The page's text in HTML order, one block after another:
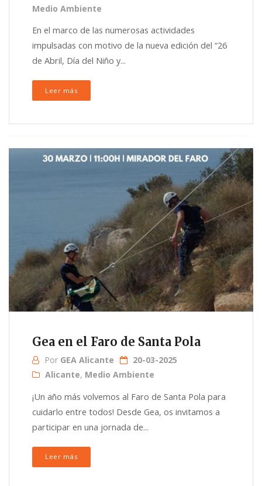
Medio Ambiente
En el marco de las numerosas actividades
impulsadas con motivo de la nueva edición del “26
de Abril, Día del Niño y...
Leer más
Gea en el Faro de Santa Pola
Por GEA Alicante
20-03-2025
Alicante, Medio Ambiente
¡Un año más volvemos al Faro de Santa Pola para
cuidarlo entre todos! Desde Gea, os invitamos a
participar en una jornada de...
Leer más